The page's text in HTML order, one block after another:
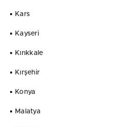
Kars
Kayseri
Kırıkkale
Kırşehir
Konya
Malatya